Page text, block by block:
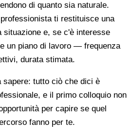
di quanto sia naturale.
ti restituisce una
situazione e, se c'è interesse
un piano di lavoro — frequenza
durata stimata.
sapere: tutto ciò che dici è
e il primo colloquio non
per capire se quel
fanno per te.